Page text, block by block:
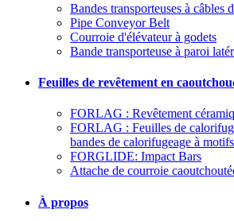
Bandes transporteuses à câbles
Pipe Conveyor Belt
Courroie d'élévateur à godets
Bande transporteuse à paroi
Feuilles de revêtement en
FORLAG : Revêtement
FORLAG : Feuilles de
bandes de calorifugeage à motifs
FORGLIDE: Impact Bars
Attache de courroie
À propos